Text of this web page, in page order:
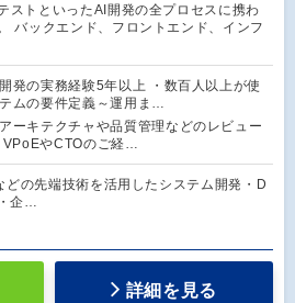
ストといったAI開発の全プロセスに携わ
バックエンド、フロントエンド、インフ
発の実務経験5年以上 ・数百人以上が使
ムの要件定義～運用ま…
ーキテクチャや品質管理などのレビュー
やCTOのご経…
どの先端技術を活用したシステム開発・D
企…
詳細を見る